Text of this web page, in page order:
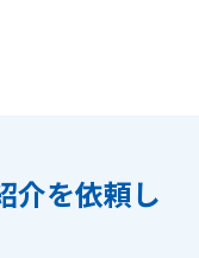
介を依頼し